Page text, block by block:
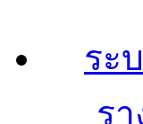
ระ
ร